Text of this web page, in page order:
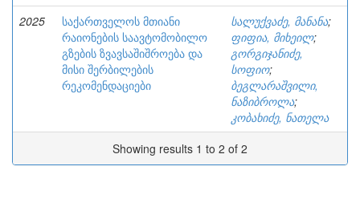
2025
საქართველოს მთიანი
რაიონების საავტომობილო
გზების ზვავსაშიშროება და
მისი შერბილების
რეკომენდაციები
სალუქვაძე, მანანა;
ფიფია, მიხეილ;
გორგიჯანიძე,
სოფიო;
ბეგლარაშვილი,
ნაზიბროლა;
კობახიძე, ნათელა
Showing results 1 to 2 of 2